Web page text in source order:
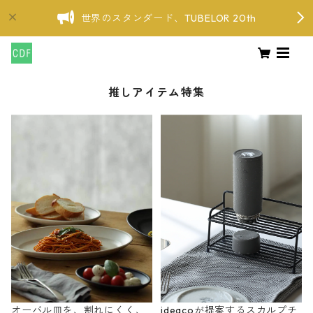
世界のスタンダード、TUBELOR 20th
推しアイテム特集
オーバル皿を、割れにくく、 ideacoが提案するスカルプチ